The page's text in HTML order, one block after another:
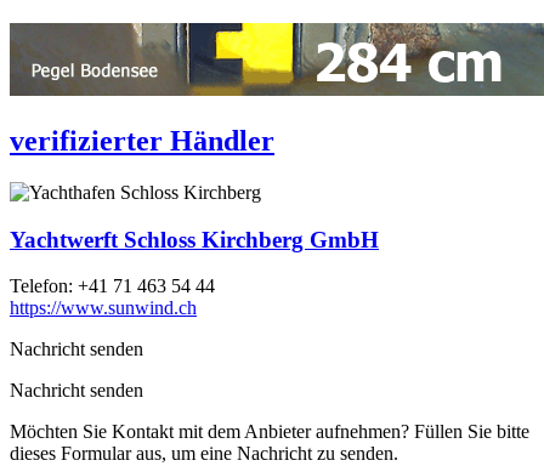
verifizierter Händler
Yachtwerft Schloss Kirchberg GmbH
Telefon: +41 71 463 54 44
https://www.sunwind.ch
Nachricht senden
Nachricht senden
Möchten Sie Kontakt mit dem Anbieter aufnehmen? Füllen Sie bitte
dieses Formular aus, um eine Nachricht zu senden.